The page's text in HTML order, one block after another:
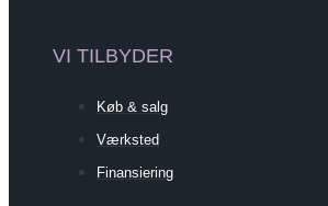
VI TILBYDER
Køb & salg
Værksted
Finansiering